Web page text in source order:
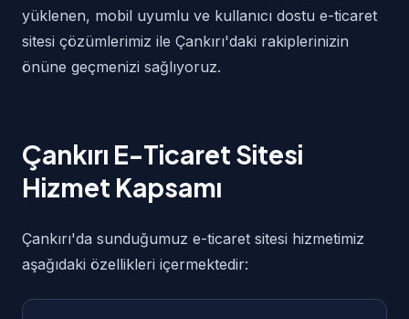
yüklenen, mobil uyumlu ve kullanıcı dostu e-ticaret
sitesi çözümlerimiz ile Çankırı'daki rakiplerinizin
önüne geçmenizi sağlıyoruz.
Çankırı E-Ticaret Sitesi
Hizmet Kapsamı
Çankırı'da sunduğumuz e-ticaret sitesi hizmetimiz
aşağıdaki özellikleri içermektedir: